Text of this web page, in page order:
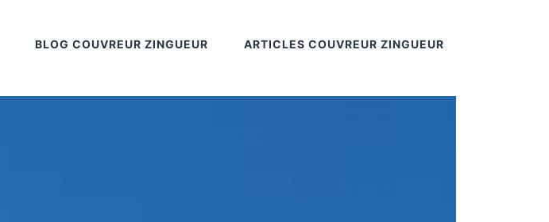
BLOG COUVREUR ZINGUEUR ARTICLES COUVREUR ZINGUEUR